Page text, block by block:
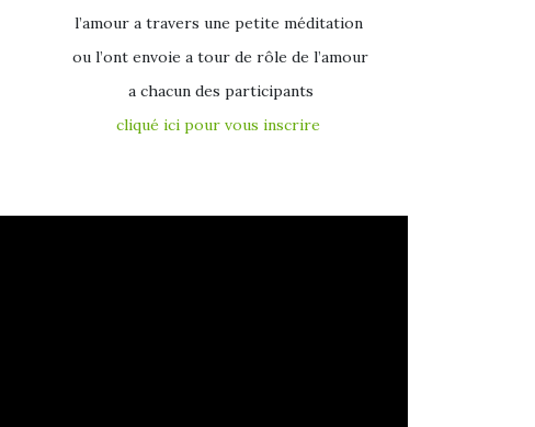
l’amour a travers une petite méditation
ou l’ont envoie a tour de rôle de l’amour
a chacun des participants
cliqué ici pour vous inscrire